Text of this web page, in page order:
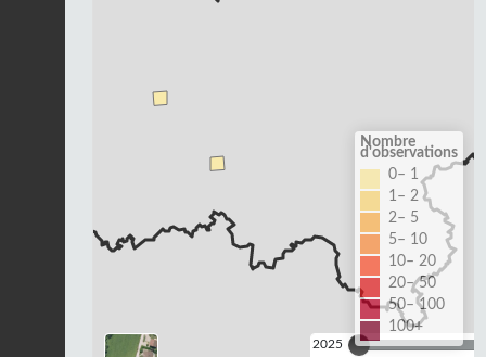
2025
Nombre
d'observations
0– 1
1– 2
2– 5
5– 10
10– 20
20– 50
50– 100
100+